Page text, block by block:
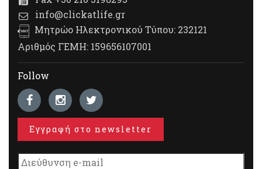
info@clickatlife.gr
Μητρώο Ηλεκτρονικού Τύπου: 232121
Αριθμός ΓΕΜΗ: 159656107001
Follow
Εγγραφή στο newsletter